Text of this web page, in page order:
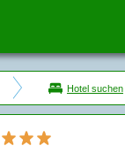
Hotel suchen